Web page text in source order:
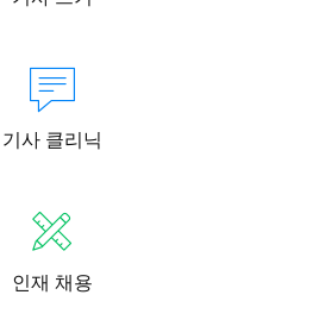
기사 클리닉
인재 채용